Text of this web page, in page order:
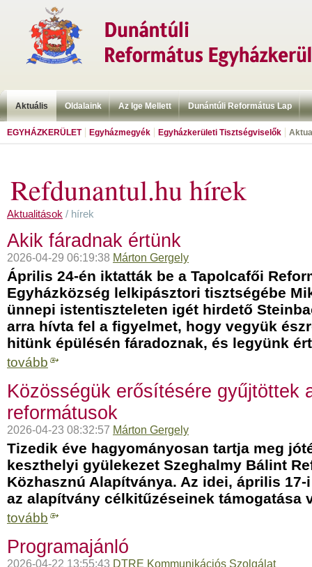
Aktuális Oldalaink Az Ige Mellett Dunántúli Református Lap
EGYHÁZKERÜLET Egyházmegyék Egyházkerületi Tisztségviselők
Refdunantul.hu hírek
Aktualitások / hírek
Akik fáradnak értünk
2026-04-29 06:19:38 Márton Gergely
Április 24-én iktatták be a Tapolcafői
Egyházközség lelkipásztori tisztségébe
ünnepi istentiszteleten igét hirdető
arra hívta fel a figyelmet, hogy vegyük
hitünk épülésén fáradoznak, és legyünk
tovább
Közösségük erősítésére gyűjtöttek
reformátusok
2026-04-23 08:32:57 Márton Gergely
Tizedik éve hagyományosan tartja meg
keszthelyi gyülekezet Szeghalmy Bálint
Közhasznú Alapítványa. Az idei, április
az alapítvány célkitűzéseinek támogatása
tovább
Programajánló
2026-04-22 13:55:43 DTRE Kommunikációs Szolgálat